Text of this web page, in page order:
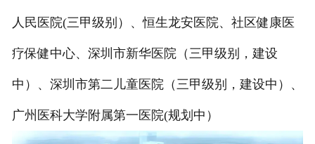
人民医院(三甲级别）、恒生龙安医院、社区健康医
疗保健中心、深圳市新华医院（三甲级别，建设
中）、深圳市第二儿童医院（三甲级别，建设中）、
广州医科大学附属第一医院(规划中）